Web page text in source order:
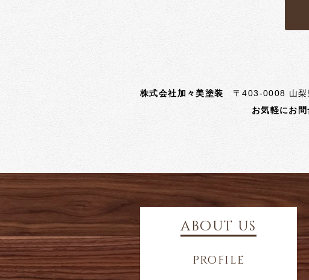
株式会社加々美塗装
〒403-0008 山梨
お気軽にお問合せ下さい。
about us
profile